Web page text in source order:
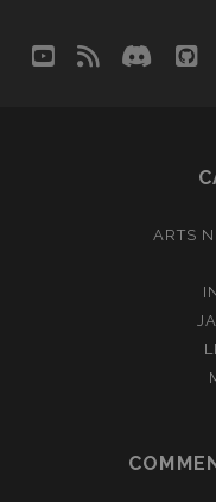
youtube
rss
ARTS